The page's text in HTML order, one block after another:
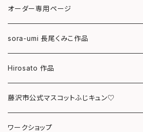
ポストカード
グリーティングカード
クリアファイル
マグカップ
スマホケース
オーダー専用ページ
sora-umi 長尾くみこ作品
Hirosato 作品
藤沢市公式マスコットふじキュン♡
クリアファイル
ワークショップ